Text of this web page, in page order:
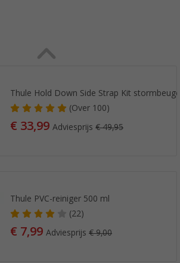
Thule Hold Down Side Strap Kit
(Over100)
€ 33,99Adviesprijs€ 49,95
Thule PVC-reiniger 500 ml
(22)
€ 7,99Adviesprijs€ 9,00